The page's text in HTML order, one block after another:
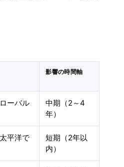
影響の時間軸
ーバル
中期（2～4
年）
平洋で
短期（2年以
内）